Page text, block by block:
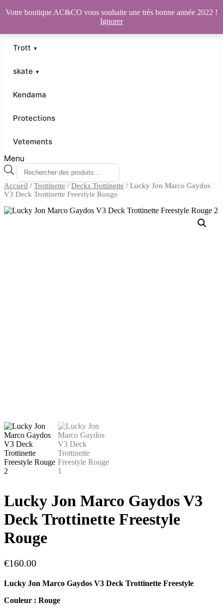
Trott
skate
Kendama
Protections
Vetements
Menu
Recherche
de
produits
Accueil / Trottinette / Decks Trottinette / Lucky Jon Marco Gaydos
V3 Deck Trottinette Freestyle Rouge
Lucky Jon Marco Gaydos V3
Deck Trottinette Freestyle
Rouge
€160.00
Lucky Jon Marco Gaydos V3 Deck Trottinette Freestyle
Couleur : Rouge
Votre boutique AC&CO vous souhaite une très bonne année 2022 !
Ignorer